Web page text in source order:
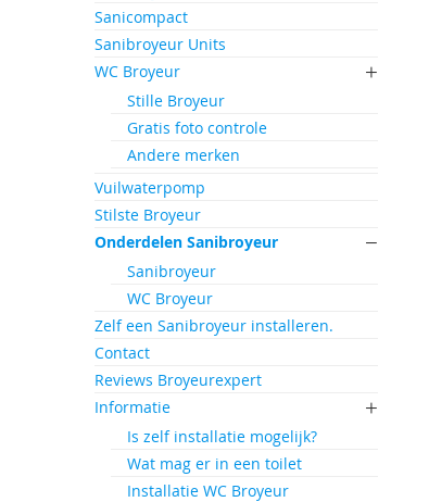
Sanicompact
Sanibroyeur Units
WC Broyeur
Stille Broyeur
Gratis foto controle
Andere merken
Vuilwaterpomp
Stilste Broyeur
Onderdelen Sanibroyeur
Sanibroyeur
WC Broyeur
Zelf een Sanibroyeur installeren.
Contact
Reviews Broyeurexpert
Informatie
Is zelf installatie mogelijk?
Wat mag er in een toilet
Installatie WC Broyeur